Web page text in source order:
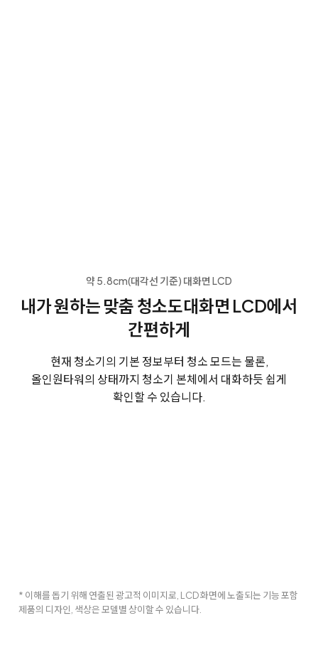
약 5.8cm(대각선 기준) 대화면 LCD
내가 원하는 맞춤 청소도대화면 LCD에서
간편하게
현재 청소기의 기본 정보부터 청소 모드는 물론,
올인원타워의 상태까지 청소기 본체에서 대화하듯 쉽게
확인할 수 있습니다.
* 이해를 돕기 위해 연출된 광고적 이미지로, LCD 화면에 노출되는 기능 포함
제품의 디자인, 색상은 모델별 상이할 수 있습니다.